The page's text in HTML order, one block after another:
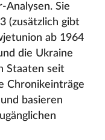
Analysen. Sie
(zusätzlich gibt
ab 1964
die Ukraine
Staaten seit
Chronikeinträge
basieren